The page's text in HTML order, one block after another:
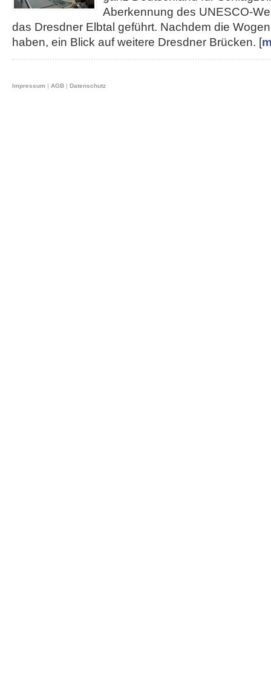
Aberkennung des UNESCO-
das Dresdner Elbtal geführt. Nachdem die
haben, ein Blick auf weitere Dresdner Brücken. [
Impressum | AGB | Datenschutz